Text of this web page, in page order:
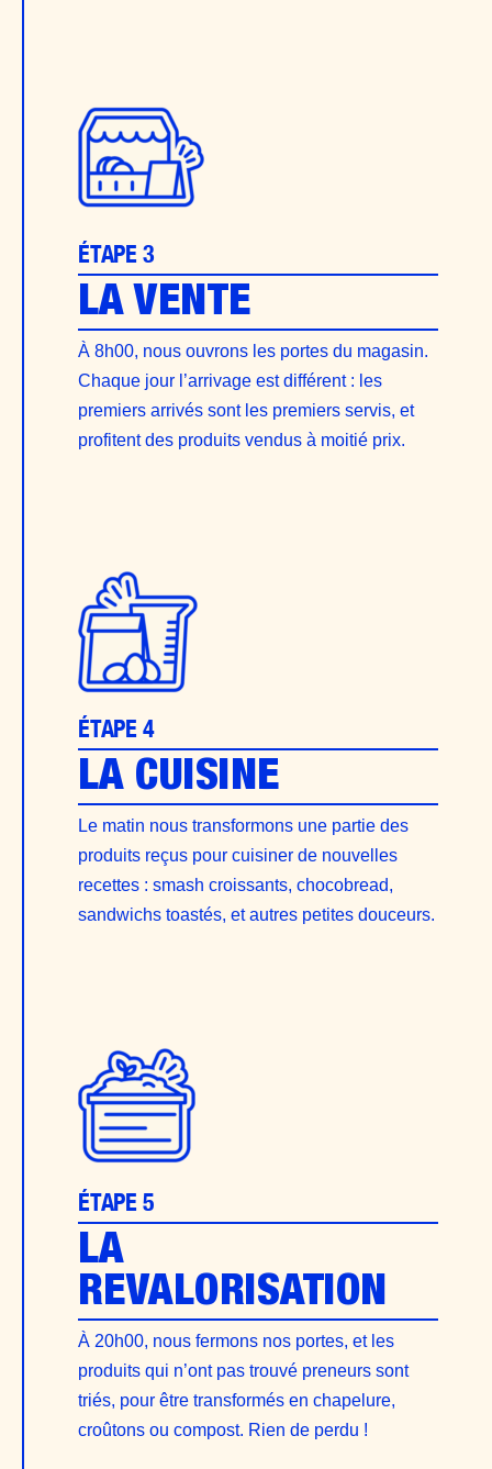
ÉTAPE 3
LA VENTE
À 8h00, nous ouvrons les portes du magasin.
Chaque jour l’arrivage est différent : les
premiers arrivés sont les premiers servis, et
profitent des produits vendus à moitié prix.
ÉTAPE 4
LA CUISINE
Le matin nous transformons une partie des
produits reçus pour cuisiner de nouvelles
recettes : smash croissants, chocobread,
sandwichs toastés, et autres petites douceurs.
ÉTAPE 5
LA
REVALORISATION
À 20h00, nous fermons nos portes, et les
produits qui n’ont pas trouvé preneurs sont
triés, pour être transformés en chapelure,
croûtons ou compost. Rien de perdu !